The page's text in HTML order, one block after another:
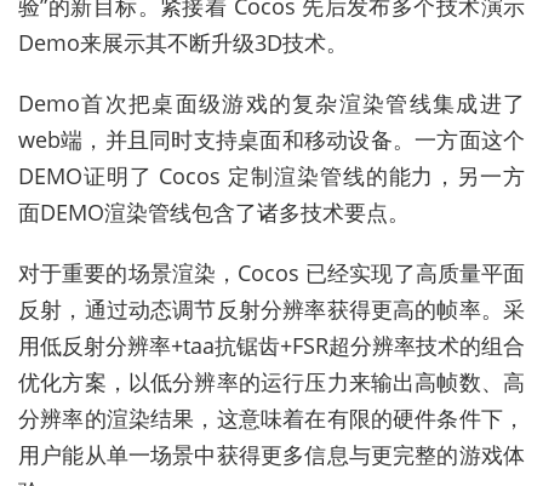
验”的新目标。紧接着 Cocos 先后发布多个技术演示
Demo来展示其不断升级3D技术。
Demo首次把桌面级游戏的复杂渲染管线集成进了
web端，并且同时支持桌面和移动设备。一方面这个
DEMO证明了 Cocos 定制渲染管线的能力，另一方
面DEMO渲染管线包含了诸多技术要点。
对于重要的场景渲染，Cocos 已经实现了高质量平面
反射，通过动态调节反射分辨率获得更高的帧率。采
用低反射分辨率+taa抗锯齿+FSR超分辨率技术的组合
优化方案，以低分辨率的运行压力来输出高帧数、高
分辨率的渲染结果，这意味着在有限的硬件条件下，
用户能从单一场景中获得更多信息与更完整的游戏体